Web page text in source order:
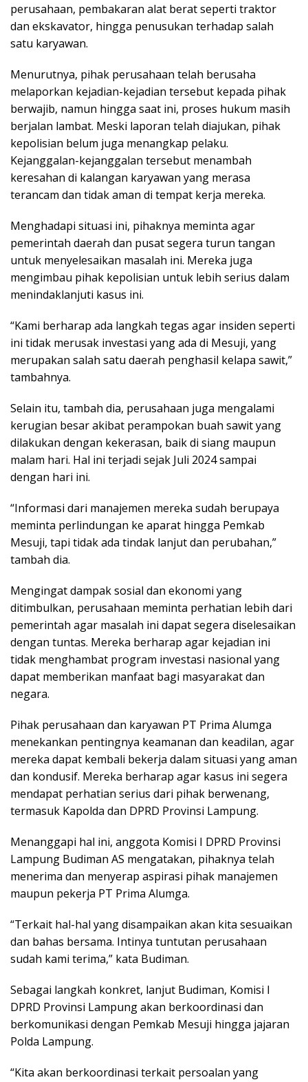
perusahaan, pembakaran alat berat seperti traktor
dan ekskavator, hingga penusukan terhadap salah
satu karyawan.
Menurutnya, pihak perusahaan telah berusaha
melaporkan kejadian-kejadian tersebut kepada pihak
berwajib, namun hingga saat ini, proses hukum masih
berjalan lambat. Meski laporan telah diajukan, pihak
kepolisian belum juga menangkap pelaku.
Kejanggalan-kejanggalan tersebut menambah
keresahan di kalangan karyawan yang merasa
terancam dan tidak aman di tempat kerja mereka.
Menghadapi situasi ini, pihaknya meminta agar
pemerintah daerah dan pusat segera turun tangan
untuk menyelesaikan masalah ini. Mereka juga
mengimbau pihak kepolisian untuk lebih serius dalam
menindaklanjuti kasus ini.
“Kami berharap ada langkah tegas agar insiden seperti
ini tidak merusak investasi yang ada di Mesuji, yang
merupakan salah satu daerah penghasil kelapa sawit,”
tambahnya.
Selain itu, tambah dia, perusahaan juga mengalami
kerugian besar akibat perampokan buah sawit yang
dilakukan dengan kekerasan, baik di siang maupun
malam hari. Hal ini terjadi sejak Juli 2024 sampai
dengan hari ini.
“Informasi dari manajemen mereka sudah berupaya
meminta perlindungan ke aparat hingga Pemkab
Mesuji, tapi tidak ada tindak lanjut dan perubahan,”
tambah dia.
Mengingat dampak sosial dan ekonomi yang
ditimbulkan, perusahaan meminta perhatian lebih dari
pemerintah agar masalah ini dapat segera diselesaikan
dengan tuntas. Mereka berharap agar kejadian ini
tidak menghambat program investasi nasional yang
dapat memberikan manfaat bagi masyarakat dan
negara.
Pihak perusahaan dan karyawan PT Prima Alumga
menekankan pentingnya keamanan dan keadilan, agar
mereka dapat kembali bekerja dalam situasi yang aman
dan kondusif. Mereka berharap agar kasus ini segera
mendapat perhatian serius dari pihak berwenang,
termasuk Kapolda dan DPRD Provinsi Lampung.
Menanggapi hal ini, anggota Komisi I DPRD Provinsi
Lampung Budiman AS mengatakan, pihaknya telah
menerima dan menyerap aspirasi pihak manajemen
maupun pekerja PT Prima Alumga.
“Terkait hal-hal yang disampaikan akan kita sesuaikan
dan bahas bersama. Intinya tuntutan perusahaan
sudah kami terima,” kata Budiman.
Sebagai langkah konkret, lanjut Budiman, Komisi I
DPRD Provinsi Lampung akan berkoordinasi dan
berkomunikasi dengan Pemkab Mesuji hingga jajaran
Polda Lampung.
“Kita akan berkoordinasi terkait persoalan yang